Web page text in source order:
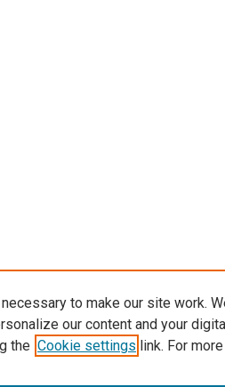
to make our site work.
our content and your
the Cookie settings link. For